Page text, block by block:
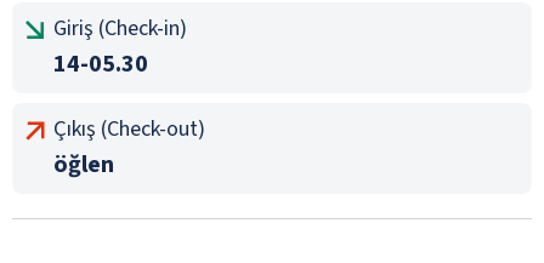
Giriş (Check-in)
14-05.30
Çıkış (Check-out)
öğlen